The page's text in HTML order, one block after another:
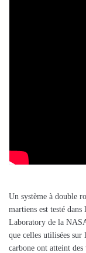
Un système à double
martiens est testé
Laboratory de la
que celles utilisées
carbone ont atteint des